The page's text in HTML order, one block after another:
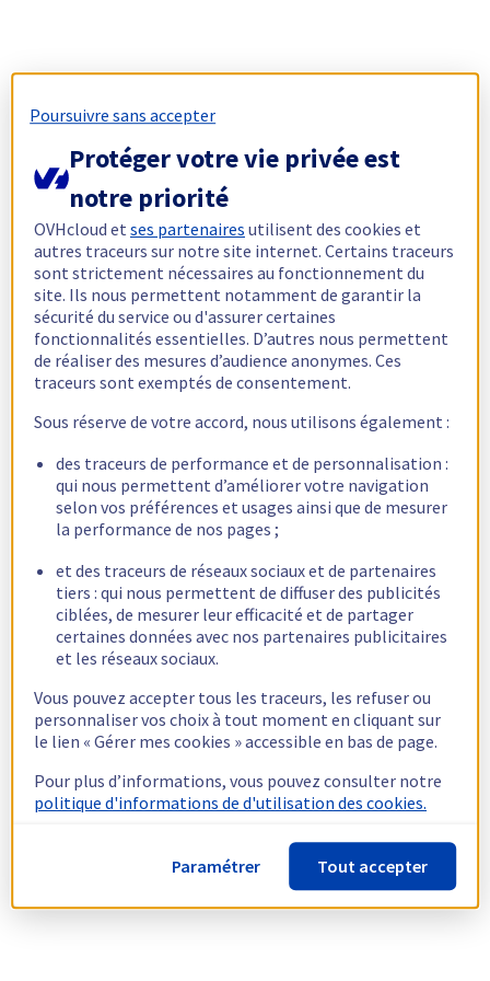
Poursuivre sans accepter
Protéger votre vie privée est
notre priorité
OVHcloud etses partenaires utilisent des cookies et
autres traceurs sur notre site internet. Certains traceurs
sont strictement nécessaires au fonctionnement du
site. Ils nous permettent notamment de garantir la
sécurité du service ou d'assurer certaines
fonctionnalités essentielles. D’autres nous permettent
de réaliser des mesures d’audience anonymes. Ces
traceurs sont exemptés de consentement.
Sous réserve de votre accord, nous utilisons également :
des traceurs de performance et de personnalisation :
qui nous permettent d’améliorer votre navigation
selon vos préférences et usages ainsi que de mesurer
la performance de nos pages ;
et des traceurs de réseaux sociaux et de partenaires
tiers : qui nous permettent de diffuser des publicités
ciblées, de mesurer leur efficacité et de partager
certaines données avec nos partenaires publicitaires
et les réseaux sociaux.
Vous pouvez accepter tous les traceurs, les refuser ou
personnaliser vos choix à tout moment en cliquant sur
le lien « Gérer mes cookies » accessible en bas de page.
Pour plus d’informations, vous pouvez consulter notre
politique d'informations de d'utilisation des cookies.
Paramétrer Tout accepter